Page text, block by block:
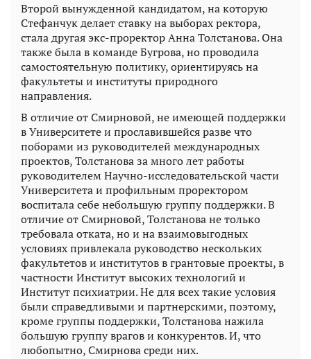
Второй вынужденной кандидатом, на которую
Стефанчук делает ставку на выборах ректора,
стала другая экс-проректор Анна Толстанова. Она
также была в команде Бугрова, но проводила
самостоятельную политику, ориентируясь на
факультеты и институты природного
направления.
В отличие от Смирновой, не имеющей поддержки
в Университете и прославившейся разве что
поборами из руководителей международных
проектов, Толстанова за много лет работы
руководителем Научно-исследовательской части
Университета и профильным проректором
воспитала себе небольшую группу поддержки. В
отличие от Смирновой, Толстанова не только
требовала отката, но и на взаимовыгодных
условиях привлекала руководство нескольких
факультетов и институтов в грантовые проекты, в
частности Институт высоких технологий и
Институт психиатрии. Не для всех такие условия
были справедливыми и партнерскими, поэтому,
кроме группы поддержки, Толстанова нажила
большую группу врагов и конкурентов. И, что
любопытно, Смирнова среди них.